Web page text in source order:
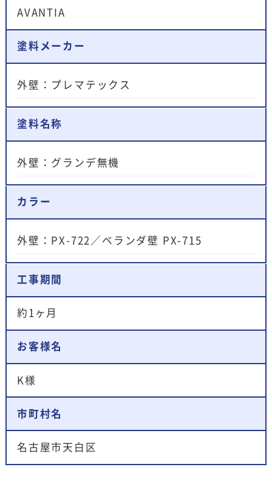
AVANTIA
塗料メーカー
外壁：プレマテックス
塗料名称
外壁：グランデ無機
カラー
外壁：PX-722／ベランダ壁 PX-715
工事期間
約1ヶ月
お客様名
K様
市町村名
名古屋市天白区